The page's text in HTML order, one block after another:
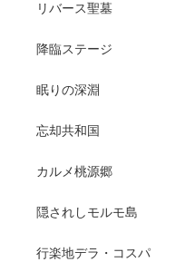
リバース聖墓
降臨ステージ
眠りの深淵
忘却共和国
カルメ桃源郷
隠されしモルモ島
行楽地デラ・コスパ